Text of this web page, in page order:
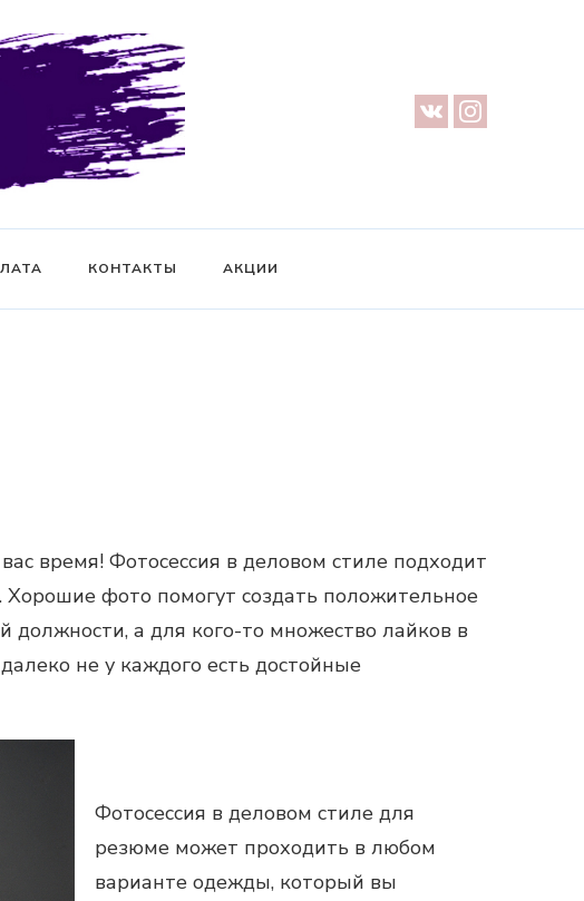
— Сертификат на фотосессию
КОНТАКТЫ АКЦИИ
время! Фотосессия в деловом стиле подходит
фото помогут создать положительное
должности, а для кого-то множество лайков в
не у каждого есть достойные
Фотосессия в деловом стиле для
резюме может проходить в любом
варианте одежды, который вы